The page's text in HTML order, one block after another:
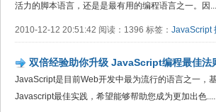
活力的脚本语言，还是是最有用的编程语言之一。因
2010-12-12 20:51:42 阅读：1396 标签： JavaScript
双倍经验助你升级 JavaScript编程最佳法
JavaScript是目前Web开发中最为流行的语言之一，
Javascript最佳实践，希望能够帮助您成为更加出色